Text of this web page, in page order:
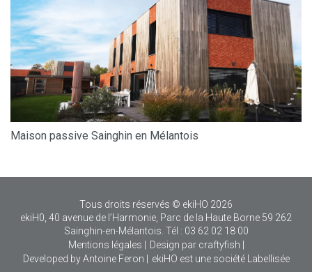
Maison passive Sainghin en Mélantois
Tous droits réservés © ekiHO 2026
ekiH0, 40 avenue de l’Harmonie, Parc de la Haute Borne 59 262
Sainghin-en-Mélantois. Tél : 03 62 02 18 00
Mentions légales
Design par craftyfish
Developed by Antoine Feron
ekiHO est une société Labellisée